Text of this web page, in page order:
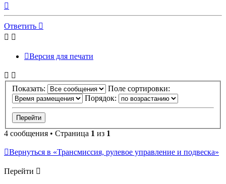
началу
Ответить
Версия для печати
Показать:
Поле сортировки:
Порядок:
4 сообщения • Страница 1 из 1
Вернуться в «Трансмиссия, рулевое управление и подвеска»
Перейти